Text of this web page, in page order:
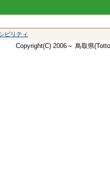
ビリティ
Copyright(C) 2006～ 鳥取県